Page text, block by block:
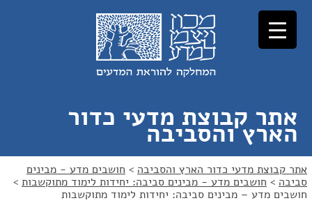
לתוכן
לניווט
אתר קבוצת מדעי כדור
הארץ והסביבה
אתר קבוצת מדעי כדור הארץ והסביבה > חושבים מדע - מבינים
סביבה > חושבים מדע - מבינים סביבה: יחידות לימוד מתוקשבות >
חושבים מדע – מבינים סביבה: יחידות לימוד מתוקשבות